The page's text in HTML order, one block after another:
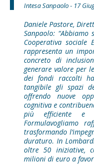
Intesa Sanpaolo - 17
Daniele Pastore,
Sanpaolo: “Abbiamo
Cooperativa
rappresenta un
concreto di
generare valore per
dei fondi raccolti
tangibile gli spazi
offrendo nuove
cognitiva e
più efficiente e
Formulavogliamo
trasformando
duraturo. In
oltre 50 iniziative,
milioni di euro a